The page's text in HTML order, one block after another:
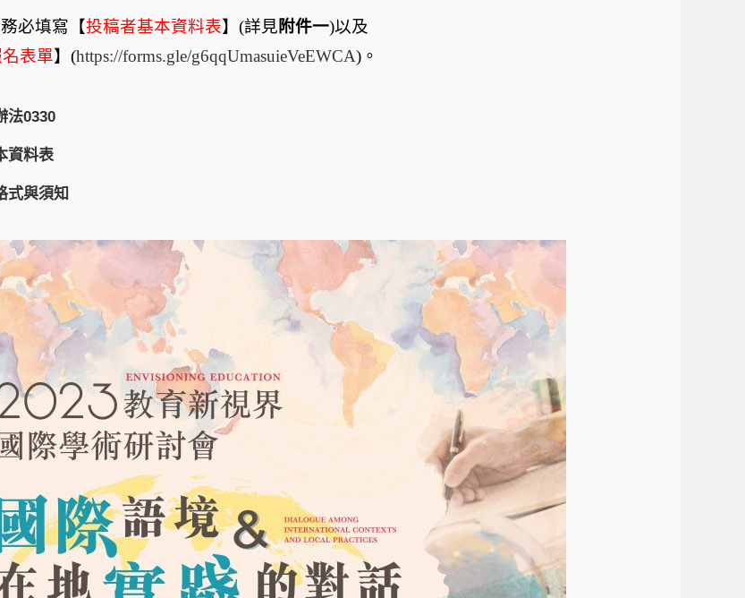
必填寫【投稿者基本資料表】 (詳見附件一)以及
表單】 (https://forms.gle/g6qqUmasuieVeEWCA) 。
法0330
資料表
式與須知